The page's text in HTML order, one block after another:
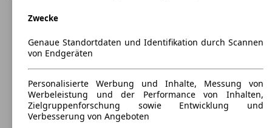
Länge
Breite
1841 mm
Radstand
Maximalgewicht
Max. Zuladung
-
Türen
5
Sitze
5
Zwecke
Genaue Standortdaten und Identifikation durch Scannen
von Endgeräten
Personalisierte Werbung und Inhalte, Messung von
Werbeleistung und der Performance von Inhalten,
Zielgruppenforschung sowie Entwicklung und
Verbesserung von Angeboten